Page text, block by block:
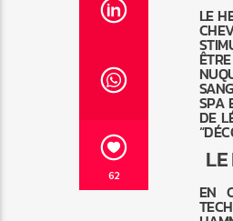
62
LE
SPA
DE
EN